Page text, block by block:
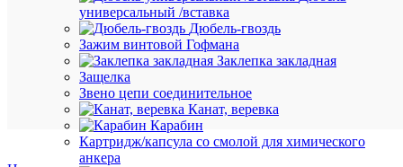
универсальный /вставка
Дюбель-гвоздь
Зажим винтовой Гофмана
Заклепка закладная
Защелка
Звено цепи соединительное
Канат, веревка
Карабин
Картридж/капсула со смолой для химического
анкера